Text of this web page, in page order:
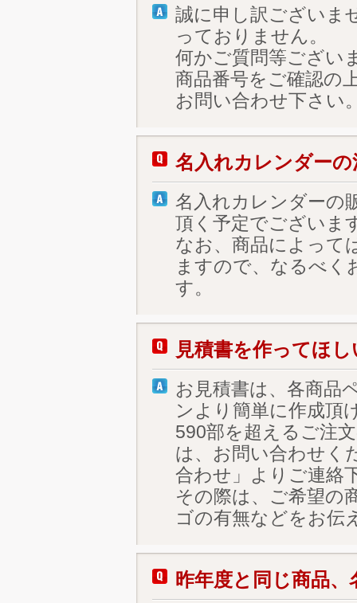
誠に申し訳ございま
っておりません。
何かご質問等ござい
商品番号をご確認の
お問い合わせ下さい
名入れカレンダー
名入れカレンダーの
頂く予定でございま
なお、商品によって
ますので、なるべく
す。
見積書を作ってほ
お見積書は、各商品
ンより簡単に作成頂
590部を超えるご注
は、お問い合わせく
合わせ」よりご連絡
その際は、ご希望の
ゴの有無などをお伝
昨年度と同じ商品